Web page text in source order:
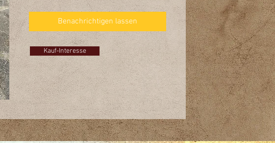
Silikonöl, Epoxidharz
Interesse am Kauf dieses Tisches?
Klicken Sie auf den Button und schreiben
Sie mir einfach eine E-Mail!
Benachrichtigen lassen
Kauf-Interesse